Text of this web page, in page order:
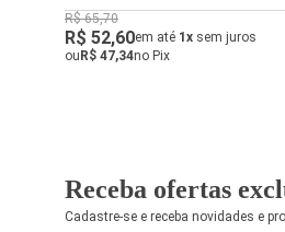
R$ 65,70
R$ 52,60em até 1x sem juros
ouR$ 47,34no Pix
Receba ofertas
Cadastre-se e receba novidades e